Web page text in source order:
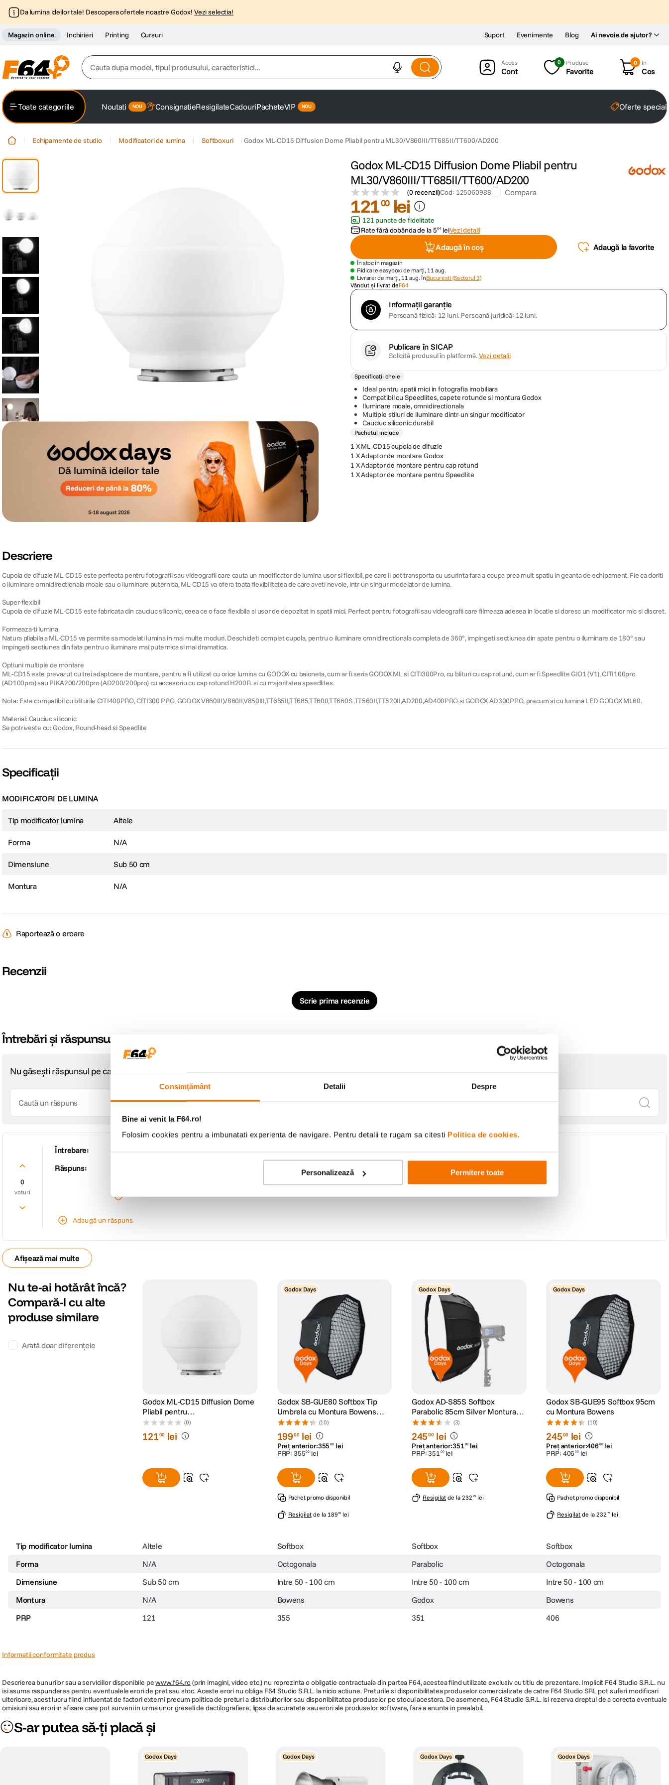
Consimțământ Detalii Despre
Bine ai venit la F64.ro!
Folosim cookies pentru a imbunatati experienta de navigare. Pentru detalii te rugam sa citesti Politica de cookies.
Personalizează Permitere toate
Da lumina ideilor tale! Descopera ofertele noastre Godox! Vezi selectia!
Magazin online Inchirieri Printing Cursuri Ai nevoie de ajutor?
Suport Evenimente Blog
Cauta dupa model, tipul produsului, caracteristici...
trepied
Cont
0 Produse
Favorite
0 In
Cos
Toate categoriile Noutati ConsignatieResigilateCadouriPacheteVIP Oferte
Echipamente de studio Modificatori de lumina Softboxuri Godox ML-CD15 Diffusion Dome Pliabil pentru ML30/V860III/TT685II/TT600/AD200
Godox ML-CD15 Diffusion Dome Pliabil pentru
ML30/V860III/TT685II/TT600/AD200
(0 recenzii)Cod: 125060988 Compara
12100 lei
121 puncte de fidelitate
Rate fără dobânda de la504 leiVezi detalii
Adaugă în coș Adaugă la favorite
În stoc în magazin
Ridicare easybox: de marți, 11 aug.
Livrare: de marți, 11 aug. înBucuresti (Sectorul 3)
Vândut și livrat deF64
Informații garanție
Persoană fizică: 12 luni.Persoană juridică: 12 luni.
Publicare în SICAP
Solicită produsul în platformă.Vezi detalii
Specificații cheie
Ideal pentru spatii mici in fotografia imobiliara
Compatibil cu Speedlites, capete rotunde si montura Godox
Iluminare moale, omnidirectionala
Multiple stiluri de iluminare dintr-un singur modificator
Cauciuc siliconic durabil
Pachetul include
1 X ML-CD15 cupola de difuzie
1 X Adaptor de montare Godox
1 X Adaptor de montare pentru cap rotund
1 X Adaptor de montare pentru Speedlite
Descriere
Cupola de difuzie ML-CD15 este perfecta pentru fotografii sau videografii care cauta un modificator de lumina usor si flexibil, pe care il pot transporta cu usurinta fara a ocupa prea mult spatiu in geanta de echipament. Fie ca doriti
o iluminare omnidirectionala moale sau o iluminare puternica, ML-CD15 va ofera toata flexibilitatea de care aveti nevoie, intr-un singur modelator de lumina.
Super-flexibil
Cupola de difuzie ML-CD15 este fabricata din cauciuc siliconic, ceea ce o face flexibila si usor de depozitat in spatii mici. Perfect pentru fotografii sau videografii care filmeaza adesea in locatie si doresc un modificator mic si discret.
Formeaza-ti lumina
Natura pliabila a ML-CD15 va permite sa modelati lumina in mai multe moduri. Deschideti complet cupola, pentru o iluminare omnidirectionala completa de 360°, impingeti sectiunea din spate pentru o iluminare de 180° sau
impingeti sectiunea din fata pentru o iluminare mai puternica si mai dramatica.
Optiuni multiple de montare
ML-CD15 este prevazut cu trei adaptoare de montare, pentru a fi utilizat cu orice lumina cu GODOX cu baioneta, cum ar fi seria GODOX ML si CITI300Pro, cu blituri cu cap rotund, cum ar fi Speedlite GIO1 (V1), CITI100pro
(AD100pro) sau PIKA200/200pro (AD200/200pro) cu accesoriu cu cap rotund H200R. si cu majoritatea speedlites.
Nota: Este compatibil cu bliturile CITI400PRO, CITI300 PRO, GODOX V860III,V860II,V850III,TT685II,TT685,TT600,TT660S ,TT560II,TT520II,AD200,AD400PRO si GODOX AD300PRO, precum si cu lumina LED GODOX ML60.
Material: Cauciuc siliconic
Se potriveste cu: Godox, Round-head si Speedlite
Specificații
MODIFICATORI DE LUMINA
Tip modificator lumina Altele
Forma N/A
Dimensiune Sub 50 cm
Montura N/A
Raportează o eroare
Recenzii
Scrie prima recenzie
Întrebări și răspunsuri
Nu găsești răspunsul pe care îl cauți? Pune o întrebare
0
voturi
Întrebare:
Acest produs are tenta rozalie?
Răspuns:
Buna ziua! Dupa verificarile efectuate, acest diffuser nu are nicio tenta rozalie.
Adaugă un răspuns
Afișează mai multe
Nu te-ai hotărât încă?
Compară-l cu alte
produse similare
Arată doar diferențele
Godox ML-CD15 Diffusion Dome
Pliabil pentru
ML30/V860III/TT685II/TT600/AD
200
(0)
12100 lei
Godox Days
Godox SB-GUE80 Softbox Tip
Umbrela cu Montura Bowens
Octa 80cm
(10)
19900 lei
Preț anterior:355 00 lei
PRP: 35500 lei
Pachet promo disponibil
Resigilat de la 18905 lei
Godox Days
Godox AD-S85S Softbox
Parabolic 85cm Silver Montura
Godox pentru AD300/400PRO.
(3)
24500 lei
Preț anterior:351 00 lei
PRP:351 00 lei
Resigilat de la 232 75 lei
Godox Days
Godox SB-GUE95 Softbox 95cm
cu Montura Bowens
(10)
24500 lei
Preț anterior:40600 lei
PRP: 406 00 lei
Pachet promo disponibil
Resigilat de la 232 75 lei
Tip modificator lumina Altele Softbox Softbox
Softbox
Forma
N/A Octogonala Parabolic
Octogonala
Dimensiune
Sub 50 cm Intre 50 - 100 cm Intre 50 - 100 cm
Intre 50 - 100 cm
Montura
N/A Bowens Godox
Bowens
PRP
121 355 351 406
Informatii conformitate produs
Descrierea bunurilor sau a serviciilor disponibile pewww.f64.ro(prin imagini, video etc.) nu reprezinta o obligatie contractuala din partea F64, acestea fiind utilizate exclusiv cu titlu de prezentare. Implicit F64 Studio S.R.L. nu
isi asuma raspunderea pentru eventualele erori de pret sau stoc. Aceste erori nu obliga F64 Studio S.R.L. la nicio actiune. Preturile si disponibilitatea produselor comercializate de catre F64 Studio SRL pot suferi modificari
ulterioare, acest lucru fiind influentat de factori externi precum politica de preturi a distribuitorilor sau disponibilitatea produselor pe stocul acestora. De asemenea, F64 Studio S.R.L. isi rezerva dreptul de a corecta eventuale
omisiuni sau erori in afisare care pot surveni in urma unor greseli de dactilografiere, lipsa de acuratete sau erori ale produselor software, fara a anunta in prealabil.
S-ar putea să-ți placă și
Godox Days Godox Days Godox Days Godox Days